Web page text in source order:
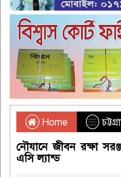
Home
নৌযানে জীবন রক্ষা
এসি ল্যান্ড